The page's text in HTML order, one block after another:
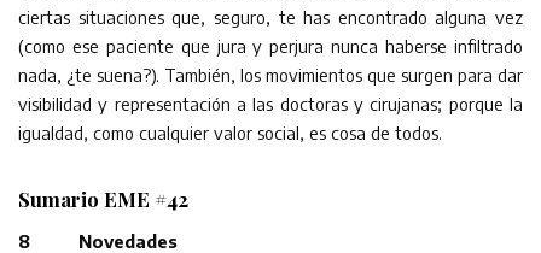
ciertas situaciones que, seguro, te has encontrado alguna vez
(como ese paciente que jura y perjura nunca haberse infiltrado
nada, ¿te suena?). También, los movimientos que surgen para dar
visibilidad y representación a las doctoras y cirujanas; porque la
igualdad, como cualquier valor social, es cosa de todos.
Sumario EME #42
8 Novedades